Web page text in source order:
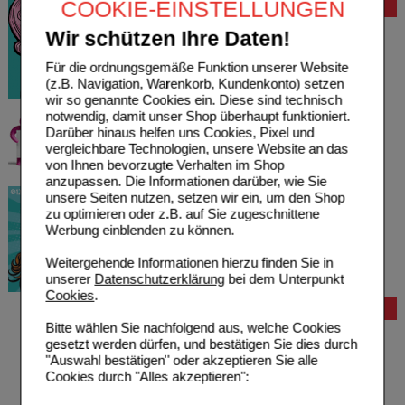
COOKIE-EINSTELLUNGEN
Wir schützen Ihre Daten!
Für die ordnungsgemäße Funktion unserer Website
(z.B. Navigation, Warenkorb, Kundenkonto) setzen
wir so genannte Cookies ein. Diese sind technisch
notwendig, damit unser Shop überhaupt funktioniert.
Darüber hinaus helfen uns Cookies, Pixel und
vergleichbare Technologien, unsere Website an das
von Ihnen bevorzugte Verhalten im Shop
anzupassen. Die Informationen darüber, wie Sie
unsere Seiten nutzen, setzen wir ein, um den Shop
zu optimieren oder z.B. auf Sie zugeschnittene
Werbung einblenden zu können.
Weitergehende Informationen hierzu finden Sie in
unserer Datenschutzerklärungbei dem Unterpunkt
Cookies.
Bitte wählen Sie nachfolgend aus, welche Cookies
gesetzt werden dürfen, und bestätigen Sie dies durch
"Auswahl bestätigen" oder akzeptieren Sie alle
Cookies durch "Alles akzeptieren":
Bewertung
Hilfe zur Anmeldung
Hilfe zum Bestellvorgang
Zahlungsmöglichkeiten
Rezepte einlösen